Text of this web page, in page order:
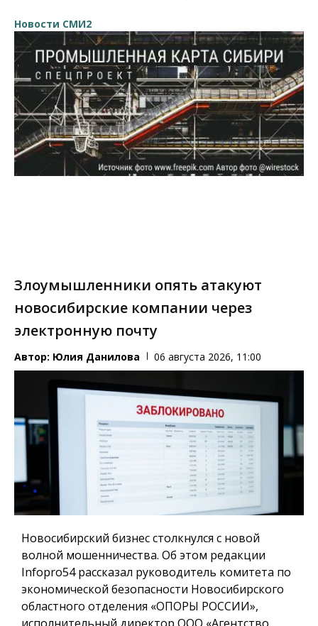
Новости СМИ2
Злоумышленники опять атакуют
новосибирские компании через
электронную почту
Автор: Юлия Данилова 06 августа 2026, 11:00
Новосибирский бизнес столкнулся с новой
волной мошенничества. Об этом редакции
Infopro54 рассказал руководитель комитета по
экономической безопасности Новосибирского
областного отделения «ОПОРЫ РОССИИ»,